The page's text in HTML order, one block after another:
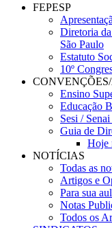
FEPESP
Diretoria da
São Paulo
Estatuto
10º
Ensino
Educação
Sesi /
Guia de
Hoje
NOTÍCIAS
Todas as
Artigos e
Para sua
Notas
Todos os